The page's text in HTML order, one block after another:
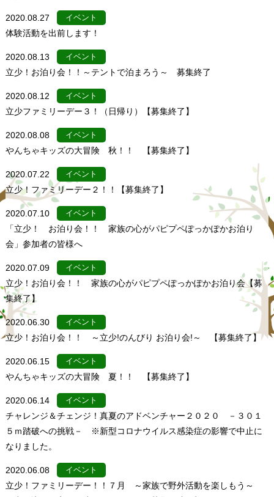
2020.08.27 イベント
体験活動を出前します！
2020.08.13 イベント
立少！お泊り会！！～テントで泊まろう～ 募集終了
2020.08.12 イベント
立少ファミリーデー３！（日帰り）【募集終了】
2020.08.08 イベント
やんちゃキッズの大冒険 秋！！ 【募集終了】
2020.07.22 イベント
立少！ファミリーデー２！！【募集終了】
2020.07.10 イベント
「立少！ お泊り会！！ 家族の心がパピプペぽっかぽかお泊り
会」参加者の皆様へ
2020.07.09 イベント
立少！お泊り会！！ 家族の心がパピプペぽっかぽかお泊り会【募
集終了】
2020.06.30 イベント
立少！お泊り会！！ ～立少!のんびり お泊り会!～ 【募集終了】
2020.06.15 イベント
やんちゃキッズの大冒険 夏！！ 【募集終了】
2020.06.14 イベント
チャレンジ＆チェンジ！真夏のアドベンチャー２０２０ －３０１
５ｍ踏破への挑戦－ ※新型コロナウイルス感染症の影響で中止に
なりました。
2020.06.08 イベント
立少！ファミリーデー！！７月 ～家族で野外活動を楽しもう～